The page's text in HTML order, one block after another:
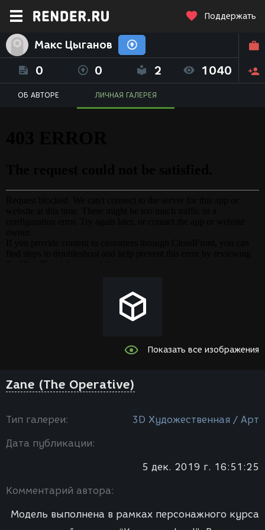
Поддержать
Макс Цыганов
0 0 2 1040
ОБ АВТОРЕ ЛИЧНАЯ ГАЛЕРЕЯ
Показать все изображения
Zane (The Operative)
Тип галереи: 3D Художественная / Арт
Дата публикации:
5 дек. 2019 г. 16:51:25
Комментарий автора:
Модель выполнена в рамках персонажного курса